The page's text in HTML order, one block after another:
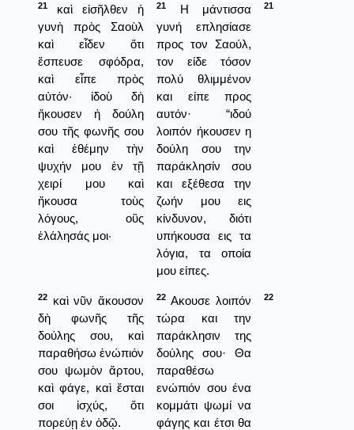
21
καὶ εἰσῆλθεν ἡ
γυνὴ πρὸς Σαοὺλ
καὶ εἶδεν ὅτι
ἔσπευσε σφόδρα,
καὶ εἶπε πρὸς
αὐτόν· ἰδοὺ δὴ
ἤκουσεν ἡ δούλη
σου τῆς φωνῆς σου
καὶ ἐθέμην τὴν
ψυχήν μου ἐν τῇ
χειρί μου καὶ
ἤκουσα τοὺς
λόγους, οὓς
ἐλάλησάς μοι·
21
Η μάντισσα
γυνή επλησίασε
προς τον Σαούλ,
τον είδε τόσον
πολύ θλιμμένον
και είπε προς
αυτόν· “ιδού
λοιπόν ήκουσεν η
δούλη σου την
παράκλησίν σου
και εξέθεσα την
ζωήν μου εις
κίνδυνον, διότι
υπήκουσα εις τα
λόγια, τα οποία
μου είπες.
21
22
καὶ νῦν ἄκουσον
δὴ φωνῆς τῆς
δούλης σου, καὶ
παραθήσω ἐνώπιόν
σου ψωμὸν ἄρτου,
καὶ φάγε, καὶ ἔσται
σοι ἰσχύς, ὅτι
πορεύῃ ἐν ὁδῷ.
22 Ακουσε λοιπόν
τώρα και την
παράκλησιν της
δούλης σου· Θα
παραθέσω
ενώπιόν σου ένα
κομμάτι ψωμί να
φάγης και έτσι θα
22